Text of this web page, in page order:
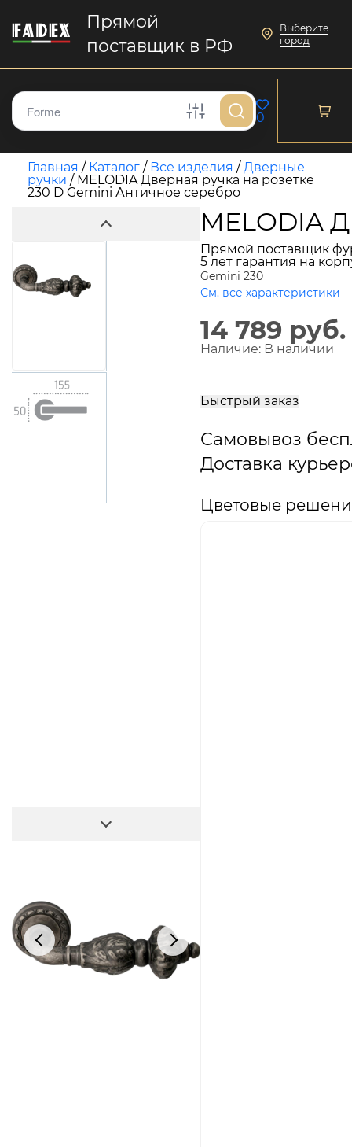
Прямой
поставщик в РФ
Выберите
город
0
Главная / Каталог / Все изделия /Дверные
ручки / MELODIA Дверная ручка на розетке
230 D Gemini Античное серебро
MELODIA
Прямой поставщик
5 лет гарантия на
Gemini 230
См. все характеристики
14 789 руб.
Наличие: В наличии
Быстрый заказ
Самовывоз
Доставка
Цветовые